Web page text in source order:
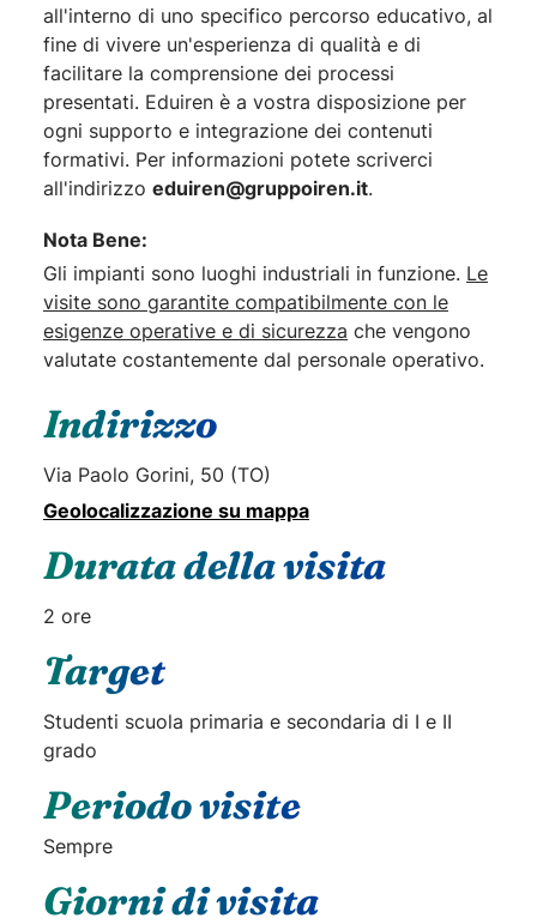
all'interno di uno specifico percorso educativo, al
fine di vivere un'esperienza di qualità e di
facilitare la comprensione dei processi
presentati. Eduiren è a vostra disposizione per
ogni supporto e integrazione dei contenuti
formativi. Per informazioni potete scriverci
all'indirizzo eduiren@gruppoiren.it.
Nota Bene:
Gli impianti sono luoghi industriali in funzione. Le
visite sono garantite compatibilmente con le
esigenze operative e di sicurezza che vengono
valutate costantemente dal personale operativo.
Indirizzo
Via Paolo Gorini, 50 (TO)
Geolocalizzazione su mappa
Durata della visita
2 ore
Target
Studenti scuola primaria e secondaria di I e II
grado
Periodo visite
Sempre
Giorni di visita